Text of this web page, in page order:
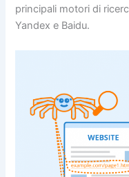
principali motori di
Yandex e Baidu.